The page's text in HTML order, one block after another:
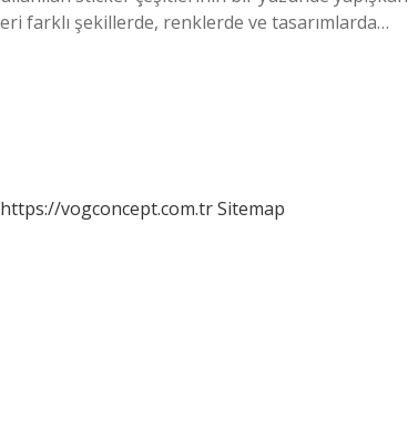
farklı şekillerde, renklerde ve tasarımlarda…
https://vogconcept.com.trSitemap